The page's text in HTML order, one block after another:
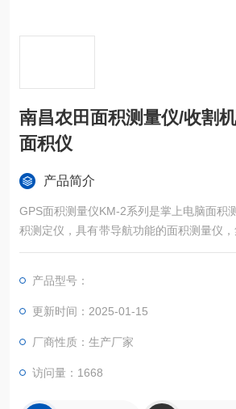
南昌农田面积测量仪/收割
面积仪
产品简介
GPS面积测量仪KM-2系列是掌上电脑面积
积测定仪，具有带导航功能的面积测量仪，
S定位系统、精确的面积计算方法和智能
产品型号：
更新时间：2025-01-15
厂商性质：生产厂家
访问量：1668